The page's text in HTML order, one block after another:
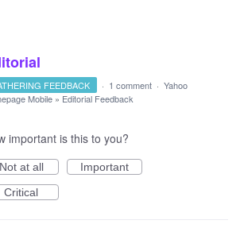
FEEDBACK · 1 comment · Yahoo
Mobile » Editorial Feedback
important is this to you?
Not at all
Important
Critical